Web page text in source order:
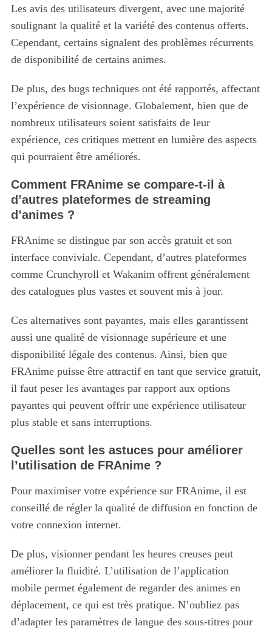
Les avis des utilisateurs divergent, avec une majorité
soulignant la qualité et la variété des contenus offerts.
Cependant, certains signalent des problèmes récurrents
de disponibilité de certains animes.
De plus, des bugs techniques ont été rapportés, affectant
l’expérience de visionnage. Globalement, bien que de
nombreux utilisateurs soient satisfaits de leur
expérience, ces critiques mettent en lumière des aspects
qui pourraient être améliorés.
Comment FRAnime se compare-t-il à
d’autres plateformes de streaming
d’animes ?
FRAnime se distingue par son accès gratuit et son
interface conviviale. Cependant, d’autres plateformes
comme Crunchyroll et Wakanim offrent généralement
des catalogues plus vastes et souvent mis à jour.
Ces alternatives sont payantes, mais elles garantissent
aussi une qualité de visionnage supérieure et une
disponibilité légale des contenus. Ainsi, bien que
FRAnime puisse être attractif en tant que service gratuit,
il faut peser les avantages par rapport aux options
payantes qui peuvent offrir une expérience utilisateur
plus stable et sans interruptions.
Quelles sont les astuces pour améliorer
l’utilisation de FRAnime ?
Pour maximiser votre expérience sur FRAnime, il est
conseillé de régler la qualité de diffusion en fonction de
votre connexion internet.
De plus, visionner pendant les heures creuses peut
améliorer la fluidité. L’utilisation de l’application
mobile permet également de regarder des animes en
déplacement, ce qui est très pratique. N’oubliez pas
d’adapter les paramètres de langue des sous-titres pour
a
r
c
f
r
: